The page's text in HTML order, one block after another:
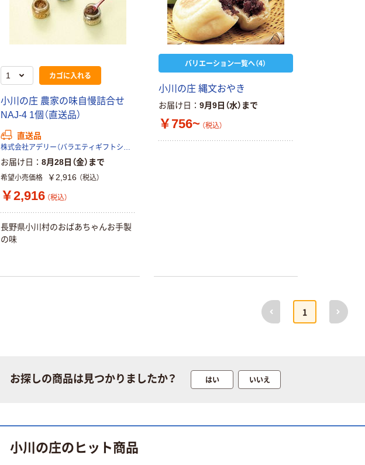
カゴに入れる
小川の庄 農家の味自慢詰合せ
NAJ-4 1個（直送品）
直送品
株式会社アデリー（バラエティギフトショップ）
お届け日 8月28日（金）まで
希望小売価格 ￥2,916 （税込）
￥2,916 （税込）
長野県小川村のおばあちゃんお手製
の味
バリエーション一覧へ（4）
小川の庄 縄文おやき
お届け日 9月9日（水）まで
￥756~ （税込）
前へ
1
次へ
お探しの商品は見つかりましたか？ はい いいえ
小川の庄のヒット商品